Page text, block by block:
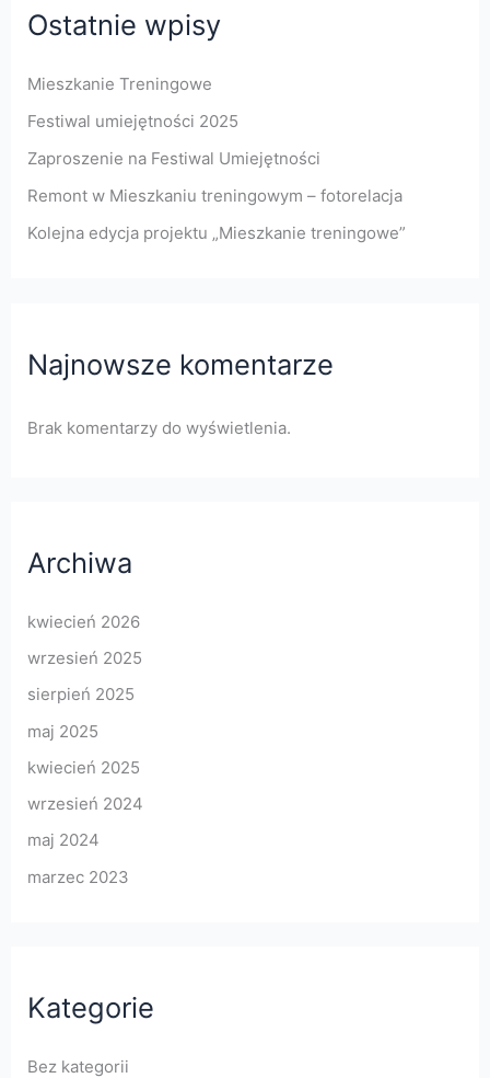
Ostatnie wpisy
Mieszkanie Treningowe
Festiwal umiejętności 2025
Zaproszenie na Festiwal Umiejętności
Remont w Mieszkaniu treningowym – fotorelacja
Kolejna edycja projektu „Mieszkanie treningowe”
Najnowsze komentarze
Brak komentarzy do wyświetlenia.
Archiwa
kwiecień 2026
wrzesień 2025
sierpień 2025
maj 2025
kwiecień 2025
wrzesień 2024
maj 2024
marzec 2023
Kategorie
Bez kategorii